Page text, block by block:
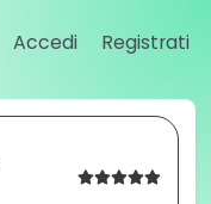
Accedi Registrati